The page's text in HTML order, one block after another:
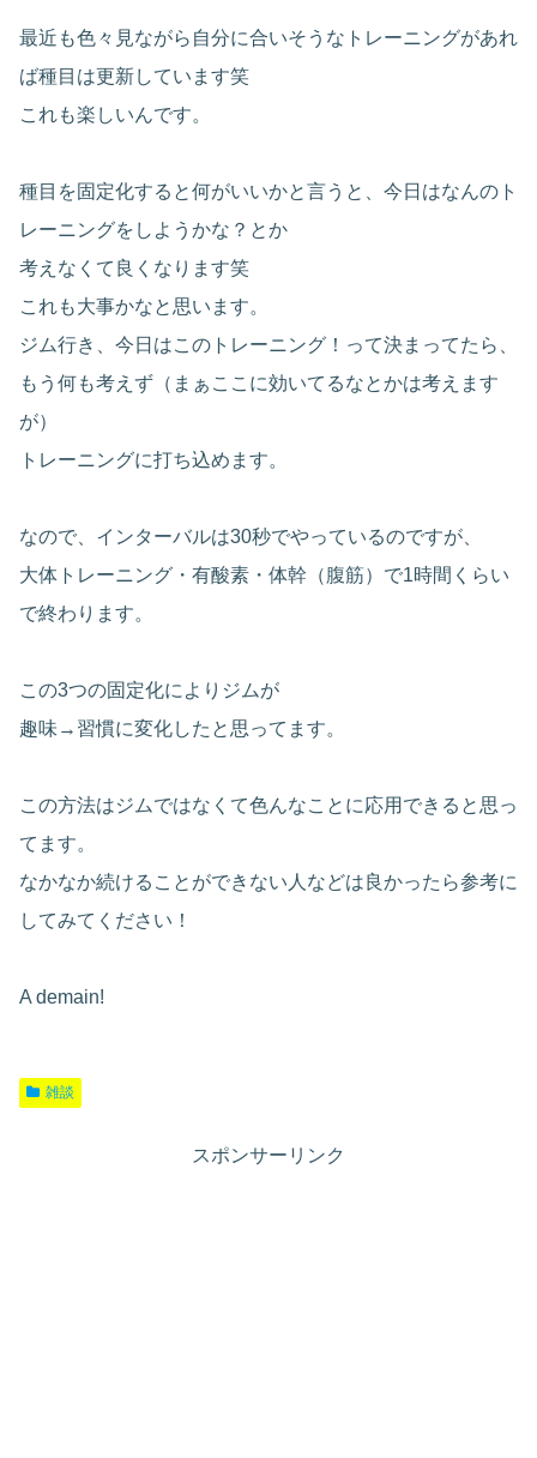
最近も色々見ながら自分に合いそうなトレーニングがあれ
ば種目は更新しています笑
これも楽しいんです。
種目を固定化すると何がいいかと言うと、今日はなんのト
レーニングをしようかな？とか
考えなくて良くなります笑
これも大事かなと思います。
ジム行き、今日はこのトレーニング！って決まってたら、
もう何も考えず（まぁここに効いてるなとかは考えます
が）
トレーニングに打ち込めます。
なので、インターバルは30秒でやっているのですが、
大体トレーニング・有酸素・体幹（腹筋）で1時間くらい
で終わります。
この3つの固定化によりジムが
趣味→習慣に変化したと思ってます。
この方法はジムではなくて色んなことに応用できると思っ
てます。
なかなか続けることができない人などは良かったら参考に
してみてください！
A demain!
雑談
スポンサーリンク